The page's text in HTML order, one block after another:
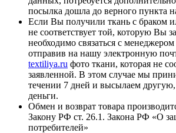
посылка дошла до верного пункта
Если Вы получили ткань с браком
не соответствует той, которую Вы
необходимо связаться с
отправив на нашу электронную
textiliya.ru фото ткани, которая не
заявленной. В этом случае мы
течении 7 дней и высылаем
деньги.
Обмен и возврат товара
Закону РФ ст. 26.1. Закона РФ «О
потребителей»